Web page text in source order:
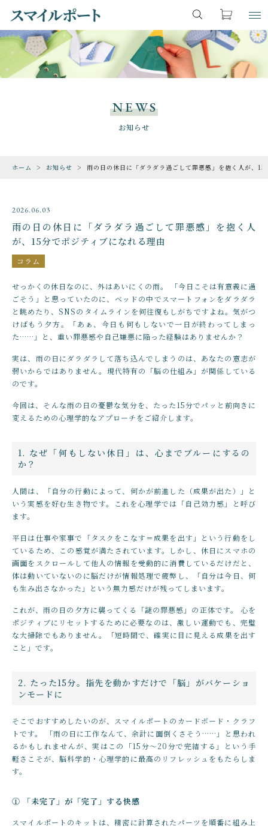
お気に入り LOGIN
CHECKED PRODUCTS
ORDER HISTORY
ABOUT US
スマイルポートについて
SHOP
店舗概要
SHOPPING GUIDE
ショッピングガイド
NEWS
ニュース
CONTENTS
PRIVACY
お問い合わせ
NEWS
お知らせ
ホーム お知らせ 雨の日の休日に「ダラダラ過ごして罪悪感」を抱く人が、15
2026.06.03
雨の日の休日に「ダラダラ過ごして罪悪感」を抱く人
が、15分でポジティブになれる理由
コラム
せっかくの休日なのに、外はあいにくの雨。 「今日こそは有意義に過
ごそう」と思っていたのに、ベッドの中でスマートフォンをダラダラ
と眺めたり、SNSのタイムラインを何往復もしがちですよね。気がつ
けばもう夕方。「あぁ、今日も何もしないで一日が終わってしまっ
た……」と、重い罪悪感や自己嫌悪に陥った経験はありませんか？
実は、雨の日にダラダラして落ち込んでしまうのは、あなたの意志が
弱いからではありません。現代特有の「脳の仕組み」が関係している
のです。
今回は、そんな雨の日の憂鬱な気分を、たった15分でパッと前向きに
変えるための心理学的なアプローチをご紹介します。
1. なぜ「何もしない休日」は、心までブルーにするの
か？
人間は、「自分の行動によって、何かが前進した（成果が出た）」と
いう実感を好む生き物です。これを心理学では「自己効力感」と呼び
ます。
平日は仕事や家事で「タスクをこなす＝成果を出す」という行動をし
ているため、この感覚が満たされています。しかし、休日にスマホの
画面をスクロールして他人の情報を受動的に消費しているだけだと、
体は動いていないのに脳だけが情報処理で疲弊し、「自分は今日、何
も生み出さなかった」という無力感だけが残ってしまいます。
これが、雨の日の夕方に襲ってくる「謎の罪悪感」の正体です。 心を
ポジティブにリセットするために必要なのは、激しい運動でも、完璧
な大掃除でもありません。「短時間で、確実に目に見える成果を出す
こと」です。
2. たった15分。指先を動かすだけで「脳」がバケーショ
ンモードに
そこでおすすめしたいのが、スマイルポートのカードボード・クラフ
トです。 「雨の日に工作なんて、余計に面倒くさそう……」と思われ
るかもしれませんが、実はこの「15分〜20分で完結する」という手
軽さこそが、脳科学的・心理学的に最高のリフレッシュをもたらしま
す。
① 「未完了」が「完了」する快感
スマイルポートのキットは、精密に計算されたパーツを順番に組み上
ファンタジー・魔法
動物・生き物
インテリア・工作
キーワード検索
こだわり検索
価格帯
～
その他
在庫あり セール
並び順